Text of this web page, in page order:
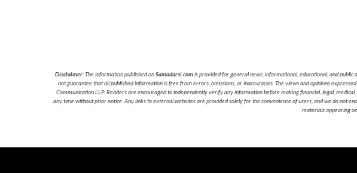
Disclaimer: The information published onSamadarsi.comis provided for general news, informational, educational, and public
not guarantee that all published information is free from errors, omissions, or inaccuracies. The views and opinions
Communication LLP. Readers are encouraged to independently verify any information before making financial, legal,
any time without prior notice. Any links to external websites are provided solely for the convenience of users, and we do not
materials appearing